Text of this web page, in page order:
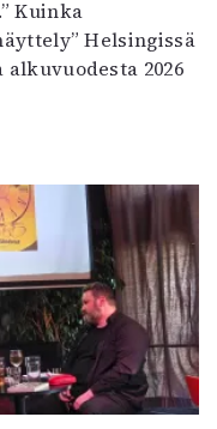
Kuinka
Helsingissä
2026